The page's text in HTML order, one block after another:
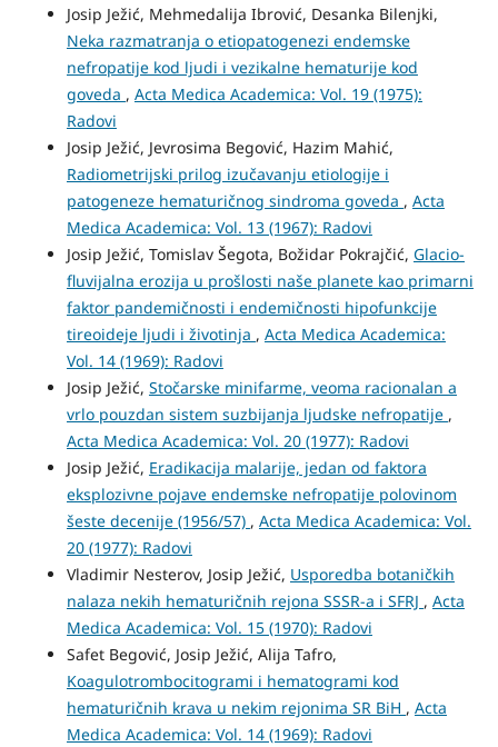
Josip Ježić, Mehmedalija Ibrović, Desanka Bilenjki,
Neka razmatranja o etiopatogenezi endemske
nefropatije kod ljudi i vezikalne hematurije kod
goveda , Acta Medica Academica: Vol. 19 (1975):
Radovi
Josip Ježić, Jevrosima Begović, Hazim Mahić,
Radiometrijski prilog izučavanju etiologije i
patogeneze hematuričnog sindroma goveda , Acta
Medica Academica: Vol. 13 (1967): Radovi
Josip Ježić, Tomislav Šegota, Božidar Pokrajčić, Glacio-
fluvijalna erozija u prošlosti naše planete kao primarni
faktor pandemičnosti i endemičnosti hipofunkcije
tireoideje ljudi i životinja , Acta Medica Academica:
Vol. 14 (1969): Radovi
Josip Ježić, Stočarske minifarme, veoma racionalan a
vrlo pouzdan sistem suzbijanja ljudske nefropatije ,
Acta Medica Academica: Vol. 20 (1977): Radovi
Josip Ježić, Eradikacija malarije, jedan od faktora
eksplozivne pojave endemske nefropatije polovinom
šeste decenije (1956/57) , Acta Medica Academica: Vol.
20 (1977): Radovi
Vladimir Nesterov, Josip Ježić, Usporedba botaničkih
nalaza nekih hematuričnih rejona SSSR-a i SFRJ , Acta
Medica Academica: Vol. 15 (1970): Radovi
Safet Begović, Josip Ježić, Alija Tafro,
Koagulotrombocitogrami i hematogrami kod
hematuričnih krava u nekim rejonima SR BiH , Acta
Medica Academica: Vol. 14 (1969): Radovi